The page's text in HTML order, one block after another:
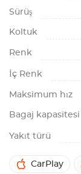
Sürüş
Koltuk
Renk
İç Renk
Maksimum hız
Bagaj kapasitesi
Yakıt türü
CarPlay